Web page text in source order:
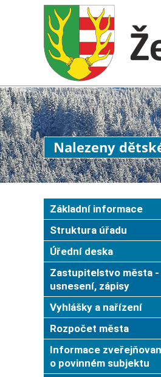
Nalezeny
Základní informace
Struktura úřadu
Úřední deska
Zastupitelstvo města -
usnesení, zápisy
Vyhlášky a nařízení
Rozpočet města
Informace
o povinném subjektu